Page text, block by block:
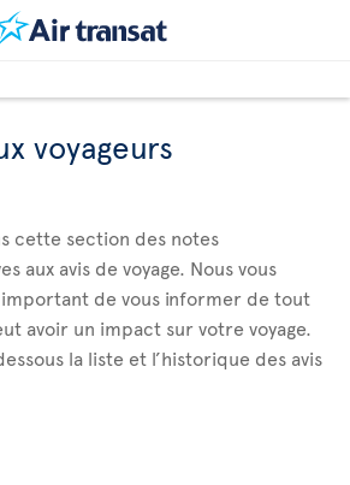
voyageurs
cette section des notes
aux avis de voyage. Nous vous
de vous informer de tout
avoir un impact sur votre voyage.
la liste et l’historique des avis